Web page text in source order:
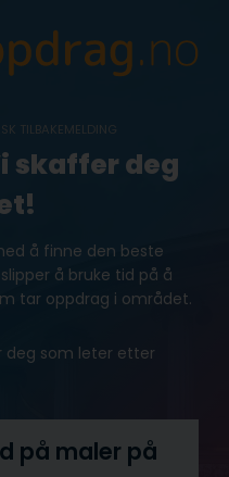
TILBAKEMELDING
skaffer deg
å finne den beste
å bruke tid på å
tar oppdrag i området.
deg som leter etter
på maler på